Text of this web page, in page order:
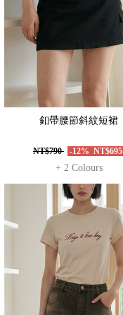
釦帶腰節斜紋短裙
NT$790 -12% NT$695
+ 2 Colours